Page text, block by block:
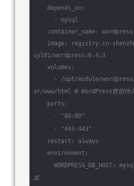
depends_on:
- mysql
container_name:
image: registry.cn-
uyl01/wordpress:6.4.3
volumes:
- /opt/module/wordpress/
ar/www/html # WordPress数据持
ports:
-
"80:80"
-
"443:443"
restart: always
environment:
WORDPRESS_DB_HOST:
库